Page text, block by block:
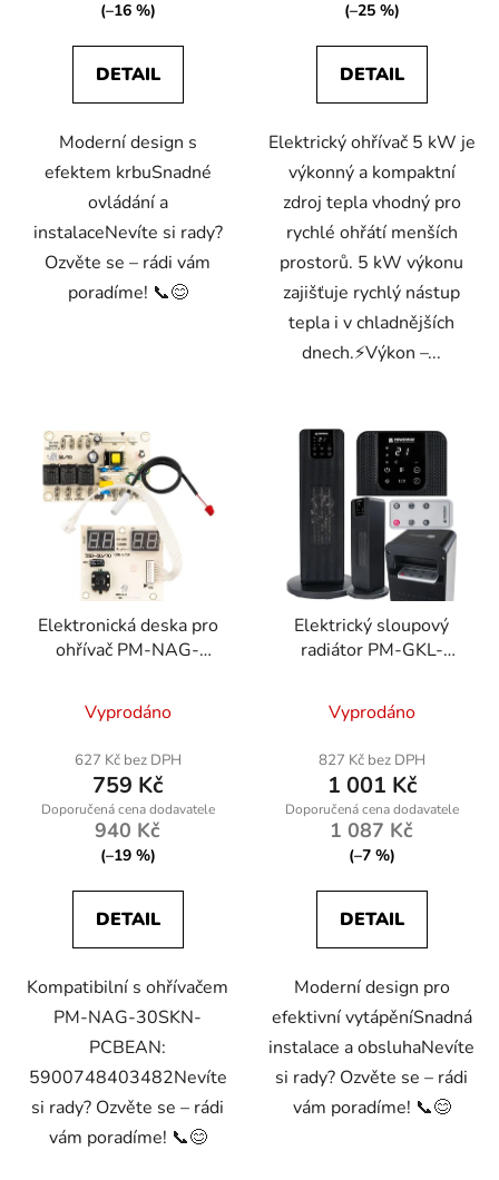
(–16 %)
DETAIL
Moderní design s
efektem krbuSnadné
ovládání a
instalaceNevíte si rady?
Ozvěte se – rádi vám
poradíme! 📞😊
(–25 %)
DETAIL
Elektrický ohřívač 5 kW je
výkonný a kompaktní
zdroj tepla vhodný pro
rychlé ohřátí menších
prostorů. 5 kW výkonu
zajišťuje rychlý nástup
tepla i v chladnějších
dnech.⚡Výkon –...
Elektronická deska pro
ohřívač PM-NAG-
Vyprodáno
627 Kč bez DPH
759 Kč
940 Kč
(–19 %)
DETAIL
Kompatibilní s ohřívačem
PM-NAG-30SKN-
PCBEAN:
5900748403482Nevíte
si rady? Ozvěte se – rádi
vám poradíme! 📞😊
Elektrický sloupový
radiátor PM-GKL-
Vyprodáno
827 Kč bez DPH
1 001 Kč
1 087 Kč
(–7 %)
DETAIL
Moderní design pro
efektivní vytápěníSnadná
instalace a obsluhaNevíte
si rady? Ozvěte se – rádi
vám poradíme! 📞😊